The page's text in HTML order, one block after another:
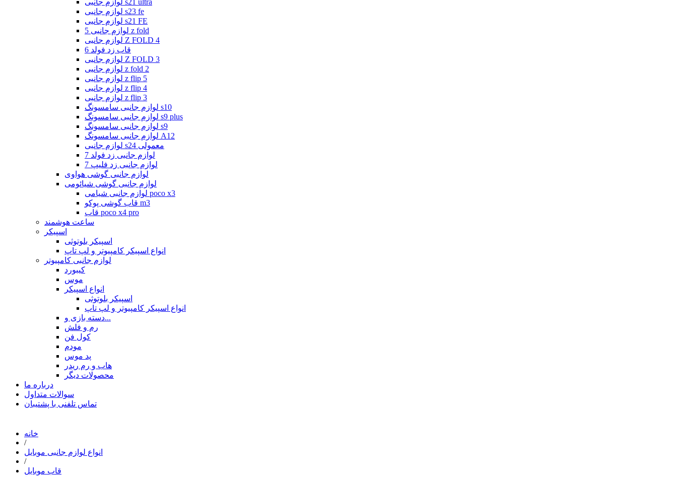
لوازم جانبی s21 ultra
لوازم جانبی s23 fe
لوازم جانبی s21 FE
لوازم جانبی 5 z fold
لوازم جانبی Z FOLD 4
قاب زد فولد 6
لوازم جانبی Z FOLD 3
لوازم جانبی z fold 2
لوازم جانبی z flip 5
لوازم جانبی z flip 4
لوازم جانبی z flip 3
لوازم جانبی سامسونگ s10
لوازم جانبی سامسونگ s9 plus
لوازم جانبی سامسونگ s9
لوازم جانبی سامسونگ A12
لوازم جانبی s24 معمولی
لوازم جانبی زد فولد 7
لوازم جانبی زد فلیپ 7
لوازم جانبی گوشی هواوی
لوازم جانبی گوشی شیائومی
لوازم جانبی شیامی poco x3
قاب گوشی پوکو m3
قاب poco x4 pro
ساعت هوشمند
اسپیکر
اسپیکر بلوتوثی
انواع اسپیکر کامپیوتر و لپ تاپ
لوازم جانبی کامپیوتر
کیبورد
موس
انواع اسپیکر
اسپیکر بلوتوثی
انواع اسپیکر کامپیوتر و لپ تاپ
دسته بازی و...
رم و فلش
کول فن
مودم
پد موس
هاب و رم ریدر
محصولات دیگر
درباره ما
سوالات متداول
تماس تلفنی با پشتیبان
خانه
/
انواع لوازم جانبی موبایل
/
قاب موبایل